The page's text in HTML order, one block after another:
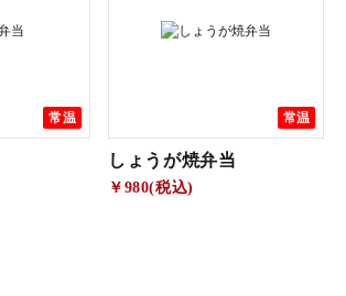
常温 常温
しょうが焼弁当
￥980(税込)